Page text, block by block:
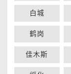
白城
鹤岗
佳木斯